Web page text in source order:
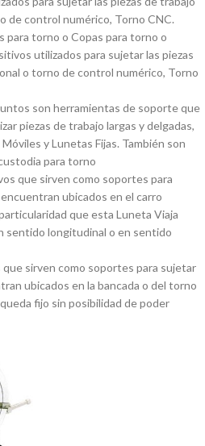
de control numérico, Torno CNC.
para torno o Copas para torno o
utilizados para sujetar las piezas
o torno de control numérico, Torno
son herramientas de soporte que
piezas de trabajo largas y delgadas,
y Lunetas Fijas. También son
para torno
que sirven como soportes para
ubicados en el carro
que esta Luneta Viaja
sentido longitudinal o en sentido
sirven como soportes para sujetar
ubicados en la bancada o del torno
fijo sin posibilidad de poder